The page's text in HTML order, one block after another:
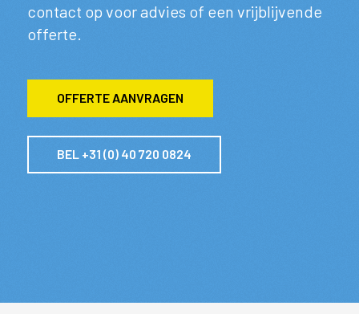
contact op voor advies of een vrijblijvende
offerte.
OFFERTE AANVRAGEN
BEL +31 (0) 40 720 0824